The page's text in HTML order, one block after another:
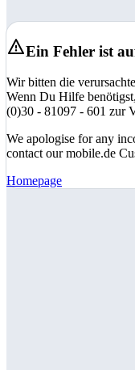
Ein Fehler ist
Wir bitten die
Wenn Du Hilfe
(0)30 - 81097 - 601 zur
We apologise for any
contact our mobile.de
Homepage